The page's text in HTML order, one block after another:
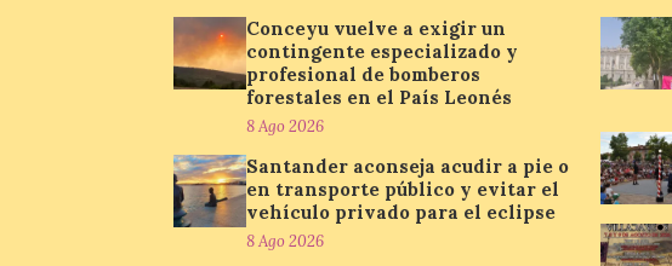
Conceyu vuelve a exigir un
contingente especializado y
profesional de bomberos
forestales en el País Leonés
8 Ago 2026
Santander aconseja acudir a pie o
en transporte público y evitar el
vehículo privado para el eclipse
8 Ago 2026